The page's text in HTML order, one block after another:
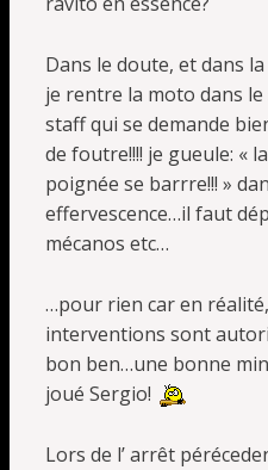
Dans le doute, et dans
je rentre la moto dans
staff qui se demande
de foutre!!!! je gueule: «
poignée se barrre!!! »
effervescence…il faut
mécanos etc…
…pour rien car en
interventions sont
bon ben…une bonne
joué Sergio!
Lors de l’ arrêt